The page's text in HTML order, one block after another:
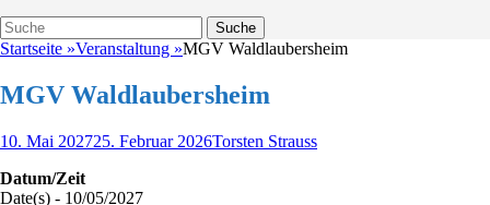
Suche
Suche
nach:
Startseite »Veranstaltung »MGV Waldlaubersheim
MGV Waldlaubersheim
Veröffentlicht
10. Mai 202725. Februar 2026Autor
Torsten Strauss
Datum/Zeit
Date(s) - 10/05/2027